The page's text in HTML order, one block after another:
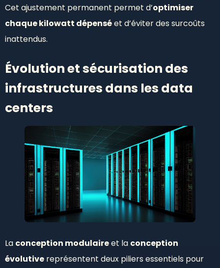
Cet ajustement permanent permet d’optimiser
chaque kilowatt dépenséet d’éviter des surcoûts
inattendus.
Évolution et sécurisation des
infrastructures dans les data
centers
La conception modulaireet la conception
évolutive représentent deux piliers essentiels pour